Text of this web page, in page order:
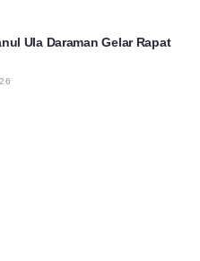
Ula Daraman Gelar Rapat